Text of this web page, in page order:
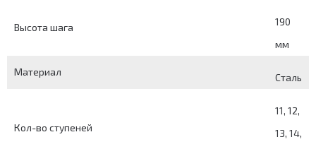
Высота шага
190
мм
Материал Сталь
Кол-во ступеней
11, 12,
13, 14,